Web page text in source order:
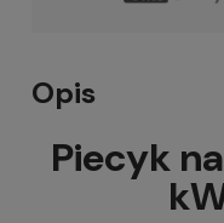
Opis
Piecyk